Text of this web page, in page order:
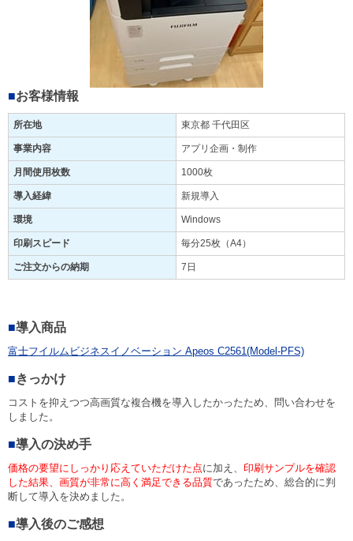
■お客様情報
所在地 東京都 千代田区
事業内容 アプリ企画・制作
月間使用枚数 1000枚
導入経緯 新規導入
環境 Windows
印刷スピード 毎分25枚（A4）
ご注文からの納期 7日
■導入商品
富士フイルムビジネスイノベーション Apeos C2561(Model-PFS)
■きっかけ
コストを抑えつつ高画質な複合機を導入したかったため、問い合わせを
しました。
■導入の決め手
価格の要望にしっかり応えていただけた点に加え、 印刷サンプルを確認
した結果、画質が非常に高く満足できる品質であったため、総合的に判
断して導入を決めました。
■導入後のご感想